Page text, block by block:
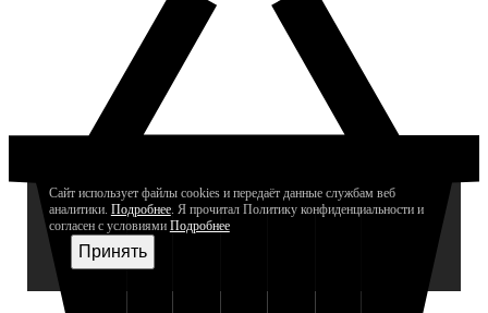
Сайт использует файлы cookies и передаёт данные службам веб
аналитики. Подробнее. Я прочитал Политику конфиденциальности и
согласен с условиями Подробнее
Принять